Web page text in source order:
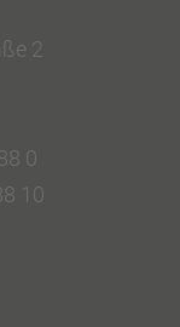
2
0
10